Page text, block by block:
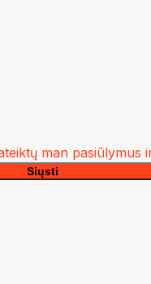
man pasiūlymus